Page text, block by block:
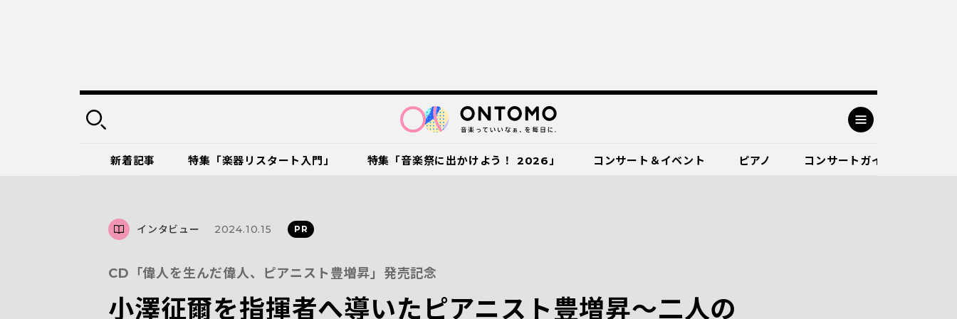
新着記事 特集「楽器リスタート入門」 特集「音楽祭に出かけよう！ 2026」 コンサート＆イベント ピアノ コンサートガイド
インタビュー 2024.10.15
CD「偉人を生んだ偉人、ピアニスト豊増昇」発売記念
小澤征爾を指揮者へ導いたピアニスト豊増昇～二人の